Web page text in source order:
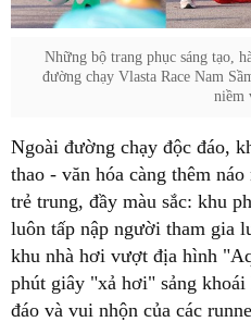
Những bộ trang phục sáng tạo,
đường chạy Vlasta Race Nam
niềm
Ngoài đường chạy độc đáo,
thao - văn hóa càng thêm
trẻ trung, đầy màu sắc: khu
luôn tấp nập người tham gia
khu nhà hơi vượt địa hình
phút giây "xả hơi" sảng
đáo và vui nhộn của các